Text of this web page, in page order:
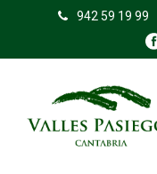
942 59 19 99